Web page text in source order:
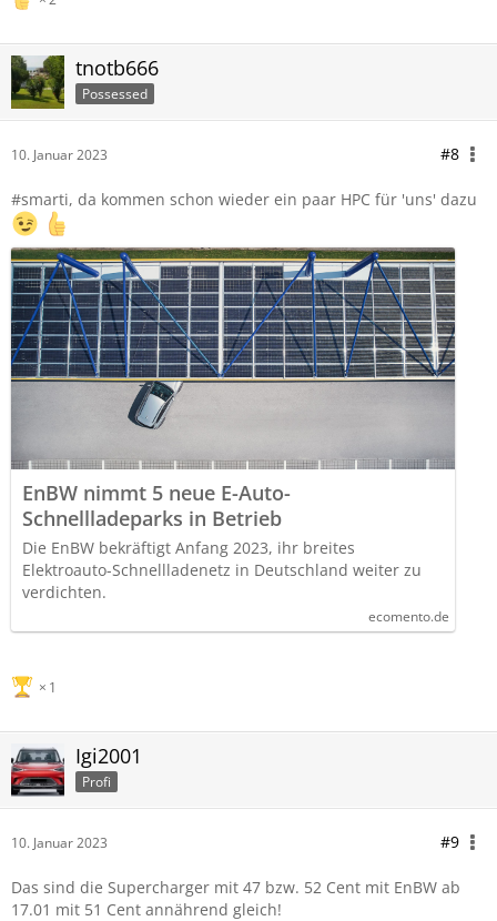
tnotb666
Possessed
10. Januar 2023 #8
#smarti, da kommen schon wieder ein paar HPC für 'uns' dazu
EnBW nimmt 5 neue E-Auto-
Schnellladeparks in Betrieb
Die EnBW bekräftigt Anfang 2023, ihr breites
Elektroauto-Schnellladenetz in Deutschland weiter zu
verdichten.
ecomento.de
1
Igi2001
Profi
10. Januar 2023 #9
Das sind die Supercharger mit 47 bzw. 52 Cent mit EnBW ab
17.01 mit 51 Cent annährend gleich!